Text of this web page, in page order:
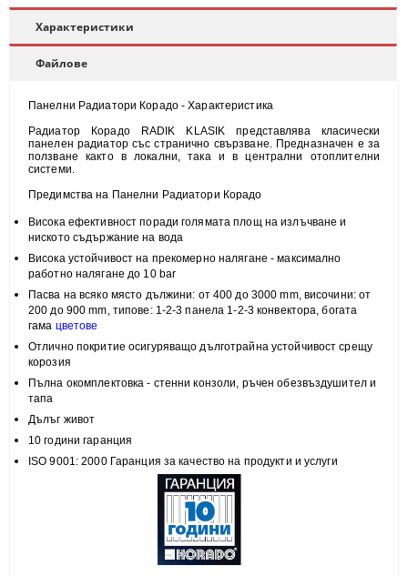
Характеристики
Файлове
Панелни Радиатори Корадо - Характеристика
Радиатор Корадо RADIK KLASIK представлява класически
панелен радиатор със странично свързване. Предназначен е за
ползване както в локални, така и в централни отоплителни
системи.
Предимства на Панелни Радиатори Корадо
Висока ефективност поради голямата площ на излъчване и
ниското съдържание на вода
Висока устойчивост на прекомерно налягане - максимално
работно налягане до 10 bar
Пасва на всяко място дължини: от 400 до 3000 mm, височини:от
200 до 900 mm, типове:1-2-3 панела 1-2-3 конвектора, богата
гама цветове
Отлично покритие осигуряващо дълготрайна устойчивост срещу
корозия
Пълна окомплектовка - стенни конзоли, ръчен обезвъздушител и
тапа
Дълъг живот
10 години гаранция
ISO 9001: 2000 Гаранция за качество на продукти и услуги